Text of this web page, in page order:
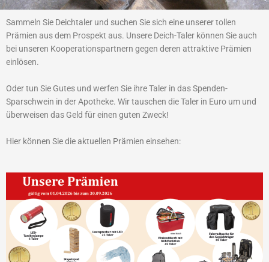
Sammeln Sie Deichtaler und suchen Sie sich eine unserer tollen
Prämien aus dem Prospekt aus. Unsere Deich-Taler können Sie auch
bei unseren Kooperationspartnern gegen deren attraktive Prämien
einlösen.
Oder tun Sie Gutes und werfen Sie ihre Taler in das Spenden-
Sparschwein in der Apotheke. Wir tauschen die Taler in Euro um und
überweisen das Geld für einen guten Zweck!
Hier können Sie die aktuellen Prämien einsehen: